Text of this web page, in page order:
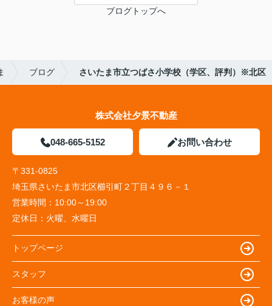
ブログトップへ
ブログ さいたま市立つばさ小学校（学区、評判）※北区
株式会社夕景不動産
048-665-5152 お問い合わせ
〒331-0825
埼玉県さいたま市北区櫛引町２丁目４９６－１
営業時間： 10:00～19:00
定休日： 火曜、水曜日
トップページ
スタッフ
お客様の声